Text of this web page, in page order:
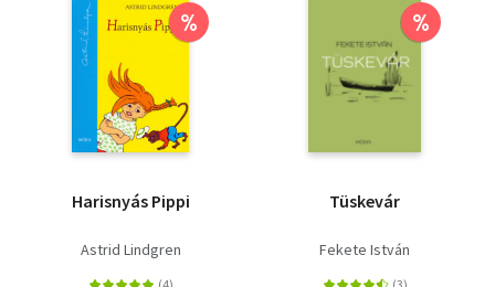
%
Harisnyás Pippi
Astrid Lindgren
%
Tüskevár
Fekete István